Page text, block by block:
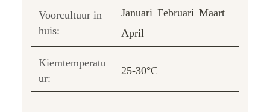
Voorcultuur in
huis:
Januari Februari Maart
April
Kiemtemperatu
ur:
25-30°C